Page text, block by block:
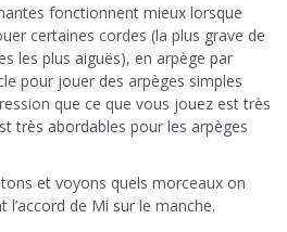
fonctionnent mieux lorsque
certaines cordes (la plus grave de
les plus aiguës), en arpège par
pour jouer des arpèges simples
que ce que vous jouez est très
très abordables pour les arpèges
et voyons quels morceaux on
de Mi sur le manche.